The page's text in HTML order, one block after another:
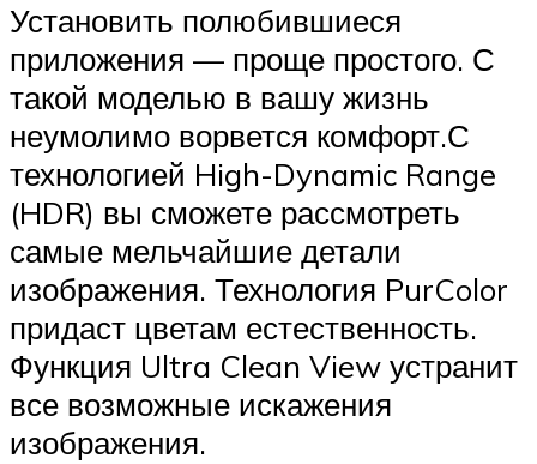
Установить полюбившиеся
приложения — проще простого. С
такой моделью в вашу жизнь
неумолимо ворвется комфорт.С
технологией High-Dynamic Range
(HDR) вы сможете рассмотреть
самые мельчайшие детали
изображения. Технология PurColor
придаст цветам естественность.
Функция Ultra Clean View устранит
все возможные искажения
изображения.